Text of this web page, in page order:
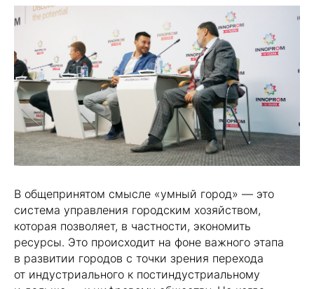
В общепринятом смысле «умный город» — это
система управления городским хозяйством,
которая позволяет, в частности, экономить
ресурсы. Это происходит на фоне важного этапа
в развитии городов с точки зрения перехода
от индустриального к постиндустриальному